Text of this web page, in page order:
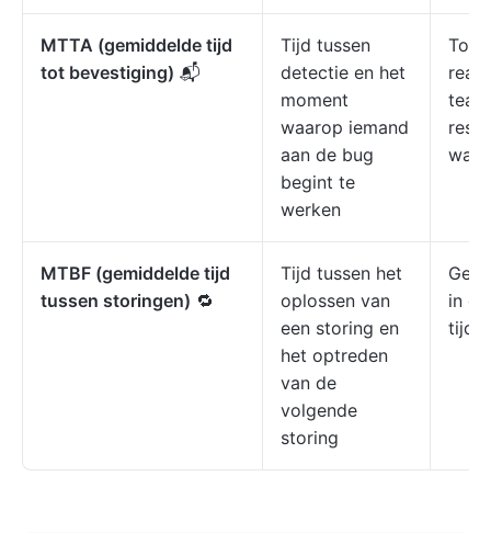
MTTA (gemiddelde tijd
tot bevestiging) 📬
Tijd tussen
detectie en het
moment
waarop iemand
aan de bug
begint te
werken
MTBF (gemiddelde tijd
tussen storingen) 🔁
Tijd tussen het
oplossen van
een storing en
het optreden
van de
volgende
storing
in
tijd